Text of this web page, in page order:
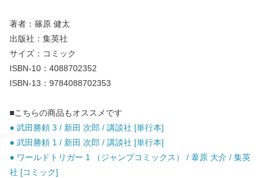
著者：篠原 健太
出版社：集英社
サイズ：コミック
ISBN-10：4088702352
ISBN-13：9784088702353
■こちらの商品もオススメです
● 武田勝頼 3 / 新田 次郎 / 講談社 [単行本]
● 武田勝頼 1 / 新田 次郎 / 講談社 [単行本]
● ワールドトリガー 1 （ジャンプコミックス） / 葦原 大介 / 集英
社 [コミック]